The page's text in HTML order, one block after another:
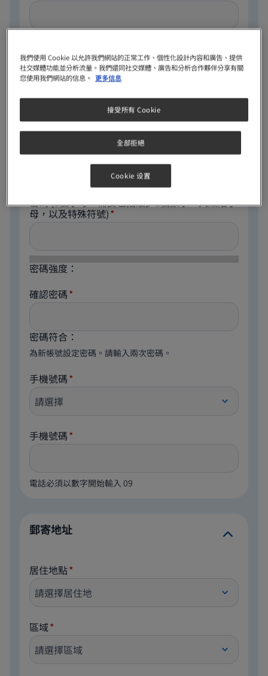
The email address is not made public. It will only be
used if you need to be contacted about your account
or for opted-in notifications.
密碼(8個字母，需要包括最少1個數字，大細階字
母，以及特殊符號)
密碼強度：
確認密碼
密碼符合：
為新帳號設定密碼。請輸入兩次密碼。
手機號碼
手機號碼
電話必須以數字開始輸入 09
郵寄地址
居住地點
區域
我們使用 Cookie 以允許我們網站的正常工作、個性化設計內容和廣告、提供
社交媒體功能並分析流量。我們還同社交媒體、廣告和分析合作夥伴分享有關
您使用我們網站的信息。 更多信息
全部拒絕
接受所有 Cookie
Cookie 设置